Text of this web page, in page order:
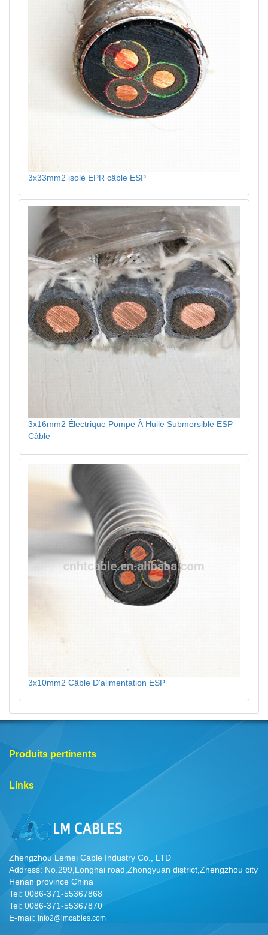
3x33mm2 isolé EPR câble ESP
3x16mm2 Électrique Pompe À Huile Submersible ESP
Câble
3x10mm2 Câble D'alimentation ESP
Produits pertinents
Links
Zhengzhou Lemei Cable Industry Co., LTD
Address: No.299,Longhai road,Zhongyuan district,Zhengzhou city
Henan province China
Tel: 0086-371-55367868
Tel: 0086-371-55367870
E-mail: info2@lmcables.com